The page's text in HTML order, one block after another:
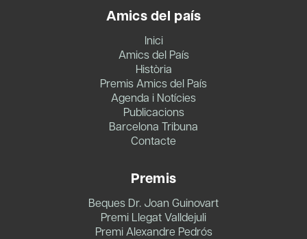
Amics del país
Inici
Amics del País
Història
Premis Amics del País
Agenda i Notícies
Publicacions
Barcelona Tribuna
Contacte
Premis
Beques Dr. Joan Guinovart
Premi Llegat Valldejuli
Premi Alexandre Pedrós